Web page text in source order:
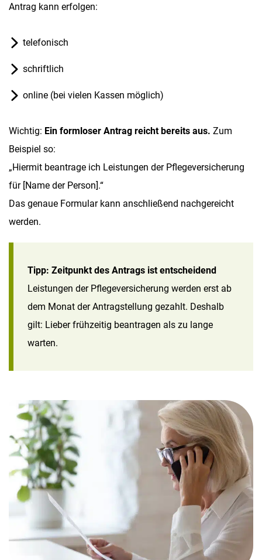
Antrag kann erfolgen:
telefonisch
schriftlich
online (bei vielen Kassen möglich)
Wichtig: Ein formloser Antrag reicht bereits aus. Zum
Beispiel so:
„Hiermit beantrage ich Leistungen der Pflegeversicherung
für [Name der Person].“
Das genaue Formular kann anschließend nachgereicht
werden.
Tipp: Zeitpunkt des Antrags ist entscheidend
Leistungen der Pflegeversicherung werden erst ab
dem Monat der Antragstellung gezahlt. Deshalb
gilt: Lieber frühzeitig beantragen als zu lange
warten.